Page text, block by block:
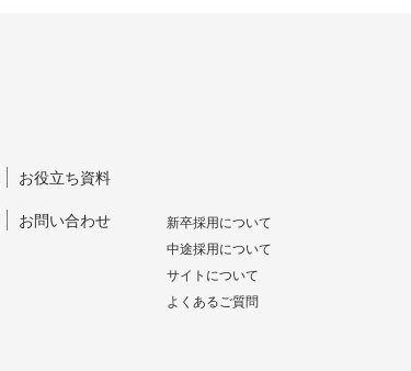
お役立ち資料
お問い合わせ
新卒採⽤について
中途採⽤について
サイトについて
よくあるご質問